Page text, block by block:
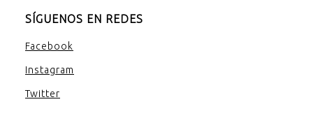
SÍGUENOS EN REDES
Facebook
Instagram
Twitter